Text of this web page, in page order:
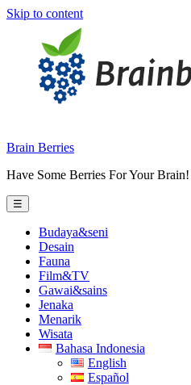
Skip to content
Brain Berries
Have Some Berries For Your Brain!
☰
Budaya&seni
Desain
Fauna
Film&TV
Gawai&sains
Jenaka
Menarik
Wisata
Bahasa Indonesia
English
Español